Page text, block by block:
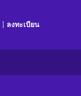
ลงทะเบียน